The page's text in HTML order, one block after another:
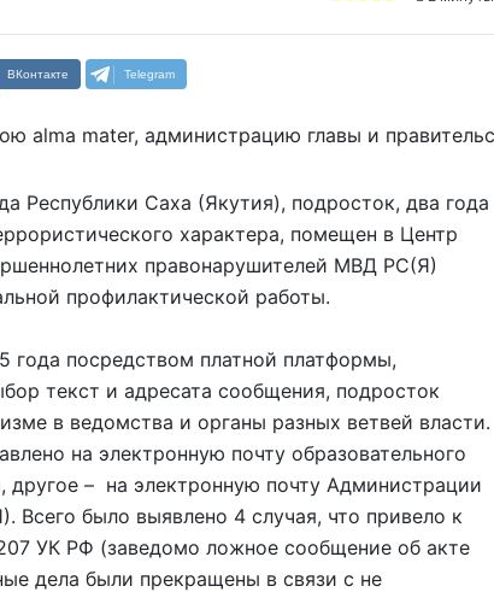
ВКонтакте Telegram
Республики Саха (Якутия), подросток, два года
характера, помещен в Центр
правонарушителей МВД РС(Я)
профилактической работы.
года посредством платной платформы,
текст и адресата сообщения, подросток
в ведомства и органы разных ветвей власти.
на электронную почту образовательного
другое – на электронную почту Администрации
Всего было выявлено 4 случая, что привело к
УК РФ (заведомо ложное сообщение об акте
дела были прекращены в связи с не